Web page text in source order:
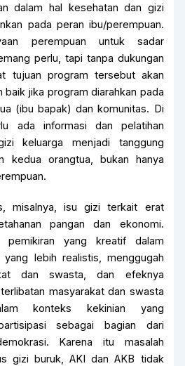
dalam hal kesehatan dan gizi
pada peran ibu/perempuan.
perempuan untuk sadar
perlu, tapi tanpa dukungan
tujuan program tersebut akan
baik jika program diarahkan pada
(ibu bapak) dan komunitas. Di
ada informasi dan pelatihan
keluarga menjadi tanggung
kedua orangtua, bukan hanya
misalnya, isu gizi terkait erat
pangan dan ekonomi.
pemikiran yang kreatif dalam
yang lebih realistis, menggugah
dan swasta, dan efeknya
masyarakat dan swasta
konteks kekinian yang
sebagai bagian dari
Karena itu masalah
gizi buruk, AKI dan AKB tidak